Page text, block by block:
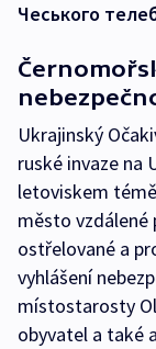
Чеського
Ukrajinský
ruské invaze na
letoviskem
město
ostřelované a
vyhlášení
místostarosty
obyvatel a také